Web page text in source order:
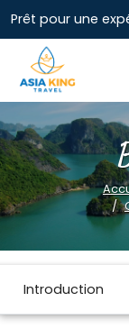
Prêt pour une
Introduction